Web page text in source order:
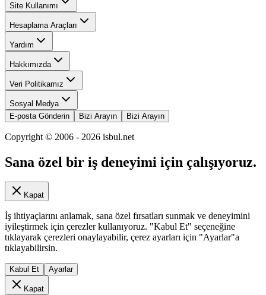
Site Kullanımı
Hesaplama Araçları
Yardım
Hakkımızda
Veri Politikamız
Sosyal Medya
E-posta Gönderin
Bizi Arayın Bizi Arayın
Copyright © 2006 - 2026 isbul.net
Sana özel bir iş deneyimi için çalışıyoruz.
Kapat
İş ihtiyaçlarını anlamak, sana özel fırsatları sunmak ve deneyimini
iyileştirmek için çerezler kullanıyoruz. "Kabul Et" seçeneğine
tıklayarak çerezleri onaylayabilir, çerez ayarları için "Ayarlar"a
tıklayabilirsin.
Kabul Et Ayarlar
Kapat